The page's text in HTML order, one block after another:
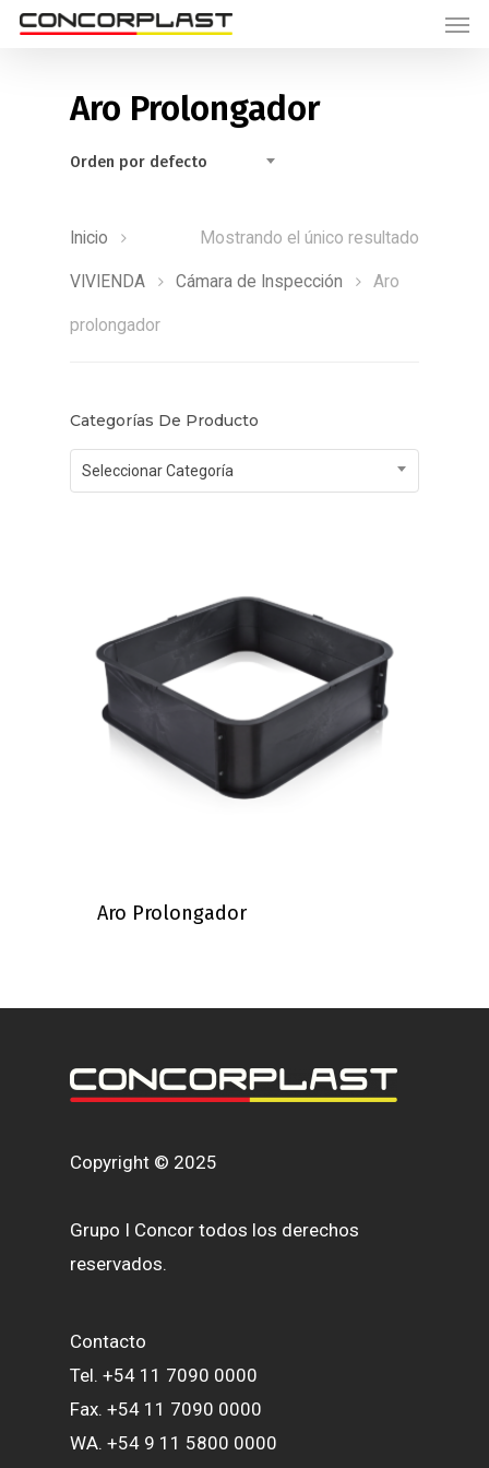
Aro Prolongador
Orden por defecto
Mostrando el único resultado
Inicio
VIVIENDA Cámara de Inspección Aro
prolongador
Categorías De Producto
Seleccionar Categoría
Aro Prolongador
Copyright © 2025
Grupo I Concor todos los derechos
reservados.
Contacto
Tel. +54 11 7090 0000
Fax. +54 11 7090 0000
WA. +54 9 11 5800 0000